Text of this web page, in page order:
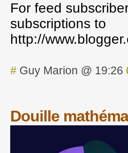
For feed
subscriptions to
http://
#Guy Marion @ 19:26
Douille